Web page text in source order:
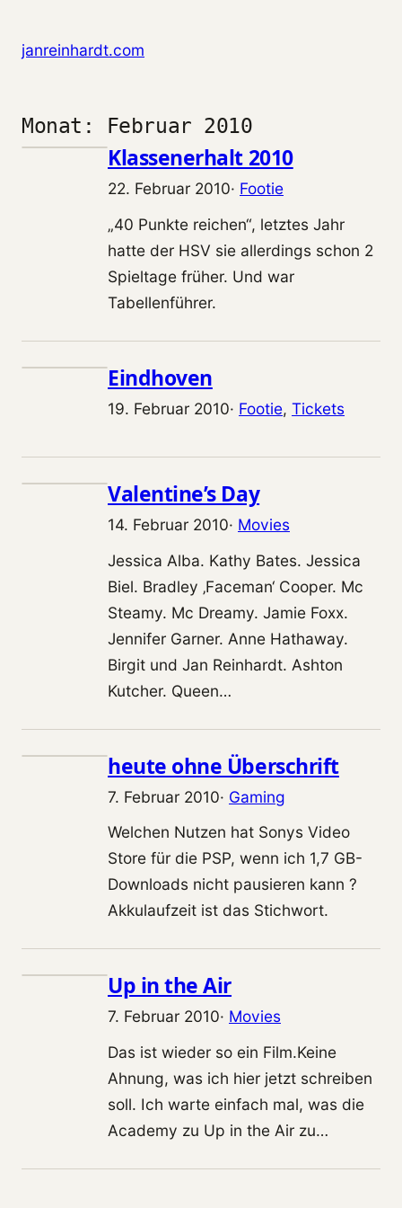
janreinhardt.com
Monat: Februar 2010
Klassenerhalt 2010
22. Februar 2010· Footie
„40 Punkte reichen“, letztes Jahr
hatte der HSV sie allerdings schon 2
Spieltage früher. Und war
Tabellenführer.
Eindhoven
19. Februar 2010· Footie, Tickets
Valentine’s Day
14. Februar 2010· Movies
Jessica Alba. Kathy Bates. Jessica
Biel. Bradley ‚Faceman‘ Cooper. Mc
Steamy. Mc Dreamy. Jamie Foxx.
Jennifer Garner. Anne Hathaway.
Birgit und Jan Reinhardt. Ashton
Kutcher. Queen…
heute ohne Überschrift
7. Februar 2010· Gaming
Welchen Nutzen hat Sonys Video
Store für die PSP, wenn ich 1,7 GB-
Downloads nicht pausieren kann ?
Akkulaufzeit ist das Stichwort.
Up in the Air
7. Februar 2010· Movies
Das ist wieder so ein Film.Keine
Ahnung, was ich hier jetzt schreiben
soll. Ich warte einfach mal, was die
Academy zu Up in the Air zu…